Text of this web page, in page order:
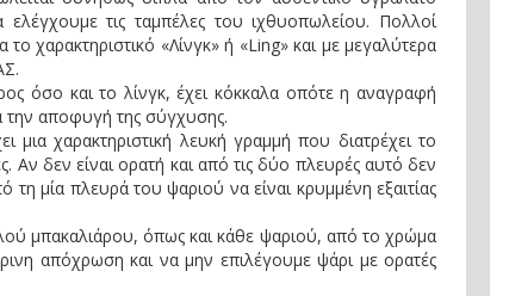
τις ταμπέλες του ιχθυοπωλείου. Πολλοί
χαρακτηριστικό «Λίνγκ» ή «Ling» και με μεγαλύτερα
όσο και το λίνγκ, έχει κόκκαλα οπότε η αναγραφή
την αποφυγή της σύγχυσης.
μια χαρακτηριστική λευκή γραμμή που διατρέχει το
δεν είναι ορατή και από τις δύο πλευρές αυτό δεν
τη μία πλευρά του ψαριού να είναι κρυμμένη εξαιτίας
μπακαλιάρου, όπως και κάθε ψαριού, από το χρώμα
απόχρωση και να μην επιλέγουμε ψάρι με ορατές